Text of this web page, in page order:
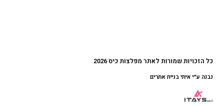
כל הזכויות שמורות לאתר מפלצות כיס 2026
נבנה ע״י איתי בניית אתרים